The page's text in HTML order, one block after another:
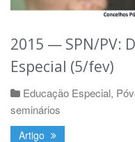
2015 — SPN/PV:
Especial (5/fev)
Educação Especial,
seminários
Artigo